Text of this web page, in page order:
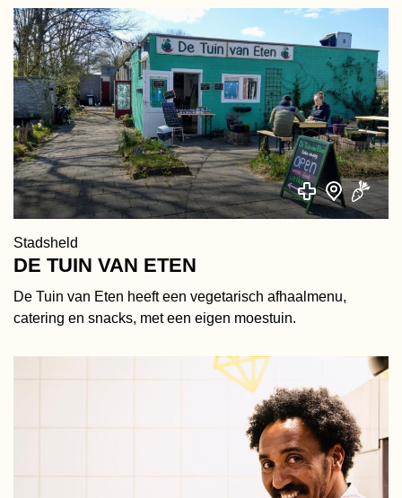
Stadsheld
DE TUIN VAN ETEN
De Tuin van Eten heeft een vegetarisch afhaalmenu,
catering en snacks, met een eigen moestuin.